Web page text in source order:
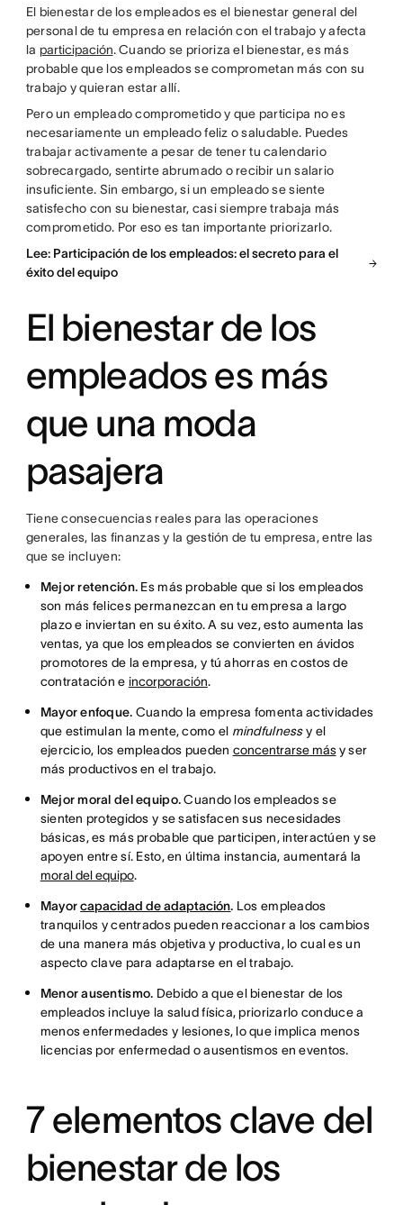
El bienestar de los empleados es el bienestar general del
personal de tu empresa en relación con el trabajo y afecta
la participación. Cuando se prioriza el bienestar, es más
probable que los empleados se comprometan más con su
trabajo y quieran estar allí.
Pero un empleado comprometido y que participa no es
necesariamente un empleado feliz o saludable. Puedes
trabajar activamente a pesar de tener tu calendario
sobrecargado, sentirte abrumado o recibir un salario
insuficiente. Sin embargo, si un empleado se siente
satisfecho con su bienestar, casi siempre trabaja más
comprometido. Por eso es tan importante priorizarlo.
Lee: Participación de los empleados: el secreto para el
éxito del equipo
El bienestar de los
empleados es más
que una moda
pasajera
Tiene consecuencias reales para las operaciones
generales, las finanzas y la gestión de tu empresa, entre las
que se incluyen:
Mejor retención. Es más probable que si los empleados
son más felices permanezcan en tu empresa a largo
plazo e inviertan en su éxito. A su vez, esto aumenta las
ventas, ya que los empleados se convierten en ávidos
promotores de la empresa, y tú ahorras en costos de
contratación e incorporación.
Mayor enfoque. Cuando la empresa fomenta actividades
que estimulan la mente, como el mindfulnessy el
ejercicio, los empleados pueden concentrarse másy ser
más productivos en el trabajo.
Mejor moral del equipo.Cuando los empleados se
sienten protegidos y se satisfacen sus necesidades
básicas, es más probable que participen, interactúen y se
apoyen entre sí. Esto, en última instancia, aumentará la
moral del equipo.
Mayorcapacidad de adaptación. Los empleados
tranquilos y centrados pueden reaccionar a los cambios
de una manera más objetiva y productiva, lo cual es un
aspecto clave para adaptarse en el trabajo.
Menor ausentismo. Debido a que el bienestar de los
empleados incluye la salud física, priorizarlo conduce a
menos enfermedades y lesiones, lo que implica menos
licencias por enfermedad o ausentismos en eventos.
7 elementos clave del
bienestar de los